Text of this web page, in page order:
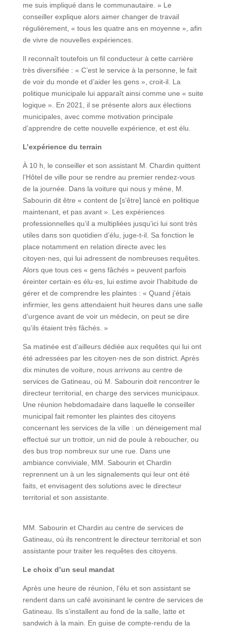
me suis impliqué dans le communautaire. » Le
conseiller explique alors aimer changer de travail
régulièrement, « tous les quatre ans en moyenne », afin
de vivre de nouvelles expériences.
Il reconnaît toutefois un fil conducteur à cette carrière
très diversifiée : « C’est le service à la personne, le fait
de voir du monde et d’aider les gens », croit-il. La
politique municipale lui apparaît ainsi comme une « suite
logique ». En 2021, il se présente alors aux élections
municipales, avec comme motivation principale
d’apprendre de cette nouvelle expérience, et est élu.
L’expérience du terrain
À 10 h, le conseiller et son assistant M. Chardin quittent
l’Hôtel de ville pour se rendre au premier rendez-vous
de la journée. Dans la voiture qui nous y mène, M.
Sabourin dit être « content de [s’être] lancé en politique
maintenant, et pas avant ». Les expériences
professionnelles qu’il a multipliées jusqu’ici lui sont très
utiles dans son quotidien d’élu, juge-t-il. Sa fonction le
place notamment en relation directe avec les
citoyen·nes, qui lui adressent de nombreuses requêtes.
Alors que tous ces « gens fâchés » peuvent parfois
éreinter certain·es élu·es, lui estime avoir l’habitude de
gérer et de comprendre les plaintes : « Quand j’étais
infirmier, les gens attendaient huit heures dans une salle
d’urgence avant de voir un médecin, on peut se dire
qu’ils étaient très fâchés. »
Sa matinée est d’ailleurs dédiée aux requêtes qui lui ont
été adressées par les citoyen·nes de son district. Après
dix minutes de voiture, nous arrivons au centre de
services de Gatineau, où M. Sabourin doit rencontrer le
directeur territorial, en charge des services municipaux.
Une réunion hebdomadaire dans laquelle le conseiller
municipal fait remonter les plaintes des citoyens
concernant les services de la ville : un déneigement mal
effectué sur un trottoir, un nid de poule à reboucher, ou
des bus trop nombreux sur une rue. Dans une
ambiance conviviale, MM. Sabourin et Chardin
reprennent un à un les signalements qui leur ont été
faits, et envisagent des solutions avec le directeur
territorial et son assistante.
MM. Sabourin et Chardin au centre de services de
Gatineau, où ils rencontrent le directeur territorial et son
assistante pour traiter les requêtes des citoyens.
Le choix d’un seul mandat
Après une heure de réunion, l’élu et son assistant se
rendent dans un café avoisinant le centre de services de
Gatineau. Ils s’installent au fond de la salle, latte et
sandwich à la main. En guise de compte-rendu de la